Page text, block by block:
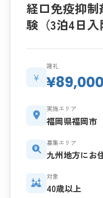
経口免疫抑
験（3泊4日入
¥
謝礼
¥89,000
実施エリア
福岡県福岡市
募集エリア
九州地方にお
対象
40歳以上